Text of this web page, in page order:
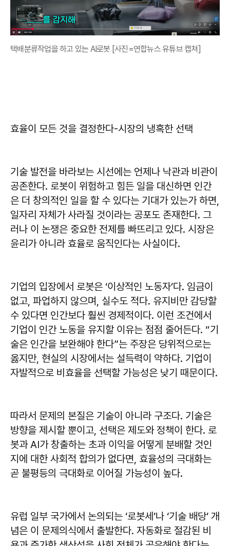
택배분류작업을 하고 있는 AI로봇 [사진=연합뉴스 유튜브 캡쳐]
효율이 모든 것을 결정한다-시장의 냉혹한 선택
기술 발전을 바라보는 시선에는 언제나 낙관과 비관이
공존한다. 로봇이 위험하고 힘든 일을 대신하면 인간
은 더 창의적인 일을 할 수 있다는 기대가 있는가 하면,
일자리 자체가 사라질 것이라는 공포도 존재한다. 그
러나 이 논쟁은 중요한 전제를 빠뜨리고 있다. 시장은
윤리가 아니라 효율로 움직인다는 사실이다.
기업의 입장에서 로봇은 ‘이상적인 노동자’다. 임금이
없고, 파업하지 않으며, 실수도 적다. 유지비만 감당할
수 있다면 인간보다 훨씬 경제적이다. 이런 조건에서
기업이 인간 노동을 유지할 이유는 점점 줄어든다. “기
술은 인간을 보완해야 한다”는 주장은 당위적으로는
옳지만, 현실의 시장에서는 설득력이 약하다. 기업이
자발적으로 비효율을 선택할 가능성은 낮기 때문이다.
따라서 문제의 본질은 기술이 아니라 구조다. 기술은
방향을 제시할 뿐이고, 선택은 제도와 정책이 한다. 로
봇과 AI가 창출하는 초과 이익을 어떻게 분배할 것인
지에 대한 사회적 합의가 없다면, 효율성의 극대화는
곧 불평등의 극대화로 이어질 가능성이 높다.
유럽 일부 국가에서 논의되는 ‘로봇세’나 ‘기술 배당’ 개
념은 이 문제의식에서 출발한다. 자동화로 절감된 비